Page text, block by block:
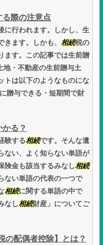
際の注意点
に行われます。しかし、生
きます。しかも、 相続税の
ます。この記事では生前贈
地・不動産の生前贈与土
トは以下のようなものにな
贈与できる・短期間で財
る？
験する相続です。そんな遺
ない、よく知らない単語が
険金も該当するみなし相続
ない単語の代表の一つで
相続に関する単語の中で
なし相続財産」についてご
の配偶者控除】とは？